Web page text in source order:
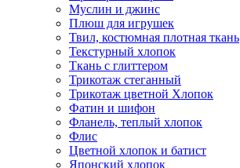
Муслин и джинс
Плюш для игрушек
Твил, костюмная плотная ткань
Текстурный хлопок
Ткань с глиттером
Трикотаж стеганный
Трикотаж цветной Хлопок
Фатин и шифон
Фланель, теплый хлопок
Флис
Цветной хлопок и батист
Японский хлопок